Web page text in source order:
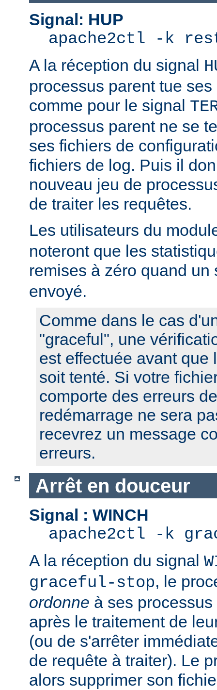
Signal: HUP
apache2ctl -k
A la réception du signal
processus parent tue
comme pour le signal
processus parent ne se
ses fichiers de
fichiers de log. Puis il
nouveau jeu de
de traiter les requêtes.
Les utilisateurs du
noteront que les
remises à zéro quand
envoyé.
Comme dans le cas
"graceful", une
est effectuée avant que
soit tenté. Si votre
comporte des erreurs
redémarrage ne sera
recevrez un message
erreurs.
Arrêt en douceur
Signal : WINCH
apache2ctl -k
A la réception du signal
graceful-stop, le
ordonne à ses
après le traitement de
(ou de s'arrêter
de requête à traiter). Le
alors supprimer son